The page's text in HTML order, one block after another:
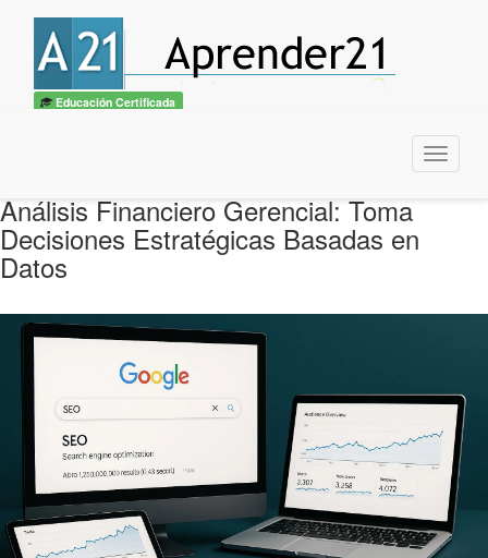
Educación Certificada
Menu
Análisis Financiero Gerencial: Toma
Decisiones Estratégicas Basadas en
Datos